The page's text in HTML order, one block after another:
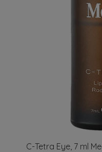
C-Tetra Eye, 7 ml